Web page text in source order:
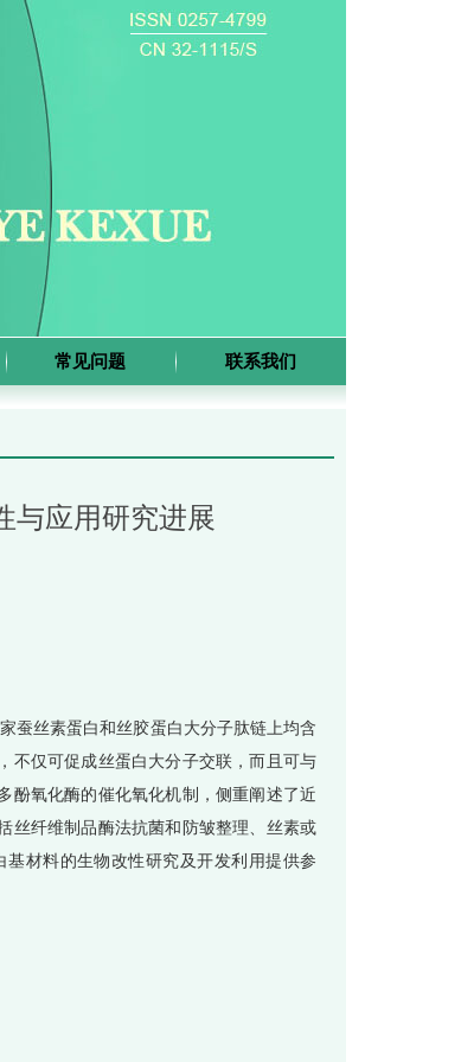
常见问题 联系我们
与应用研究进展
蚕丝素蛋白和丝胶蛋白大分子肽链上均含
不仅可促成丝蛋白大分子交联，而且可与
酚氧化酶的催化氧化机制，侧重阐述了近
丝纤维制品酶法抗菌和防皱整理、丝素或
材料的生物改性研究及开发利用提供参